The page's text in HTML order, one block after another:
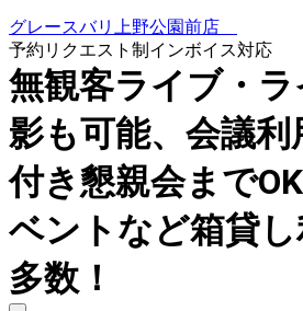
グレースバリ上野公園前店
予約リクエスト制インボイス対応
無観客ライブ・
影も可能、会議
付き懇親会まで
ベントなど箱貸
多数！